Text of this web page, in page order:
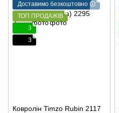
Доставимо безкоштовно 🛈
ТОП ПРОДАЖІВ
3
3
Ковролін Timzo Rubin 2117